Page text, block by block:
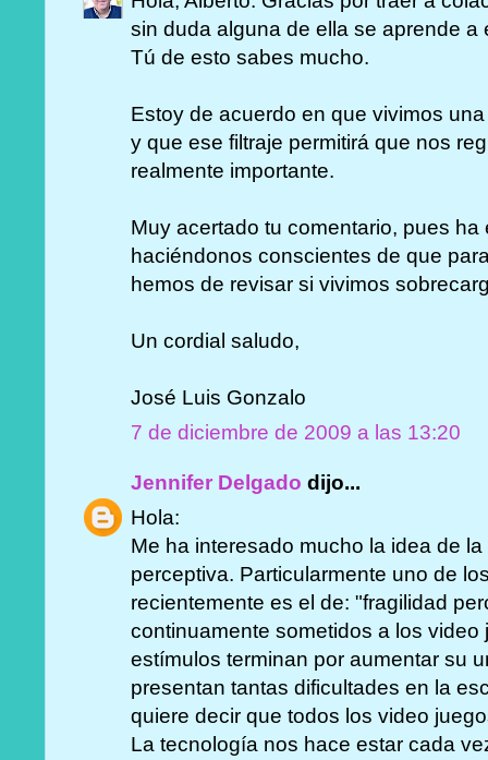
sin duda alguna de ella se aprende
Tú de esto sabes mucho.
Estoy de acuerdo en que vivimos
y que ese filtraje permitirá que nos
realmente importante.
Muy acertado tu comentario, pues
haciéndonos conscientes de que
hemos de revisar si vivimos
Un cordial saludo,
José Luis Gonzalo
7 de diciembre de 2009 a las 13:20
Jennifer Delgado dijo...
Hola:
Me ha interesado mucho la idea de
perceptiva. Particularmente uno de
recientemente es el de: "fragilidad
continuamente sometidos a los
estímulos terminan por aumentar su
presentan tantas dificultades en la
quiere decir que todos los video
La tecnología nos hace estar cada